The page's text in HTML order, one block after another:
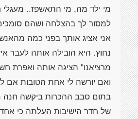
מי ילד מה, מי התאשפז..
למסור לך בהצלחה ושהם
אני אציג אותך בפני כמה
נחוץ. היא הובילה אותה לעבר
מרציאנו" הציגה אותה ואפרת
בתום סבב ההכרות ביקשה חנה
של חדר הישיבות העלתה כי